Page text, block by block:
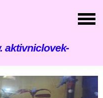
aktivniclovek-